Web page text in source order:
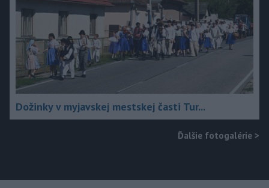
Dožinky v myjavskej mestskej časti Tur...
Ďalšie fotogalérie >